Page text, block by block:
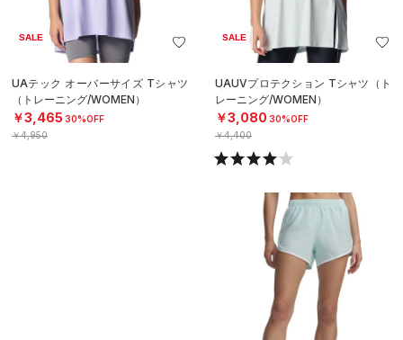
SALE
UAテック オーバーサイズ Tシャツ
（トレーニング/WOMEN）
￥3,465 30%OFF
￥4,950
SALE
UAUVプロテクション Tシャツ（ト
レーニング/WOMEN）
￥3,080 30%OFF
￥4,400